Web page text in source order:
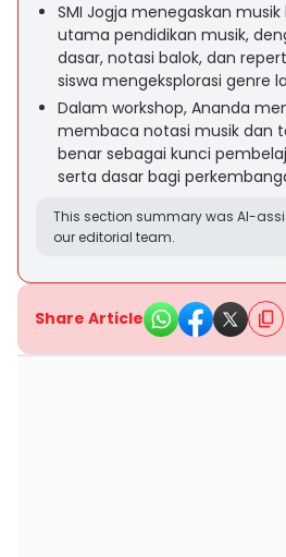
SMI Jogja menegaskan
utama pendidikan musik,
dasar, notasi balok, dan
siswa mengeksplorasi genre
Dalam workshop, Ananda
membaca notasi musik dan
benar sebagai kunci
serta dasar bagi
This section summary was AI-
our editorial team.
Share Article